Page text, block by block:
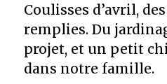
Coulisses d’avril,
remplies. Du
projet, et un petit
dans notre famille.